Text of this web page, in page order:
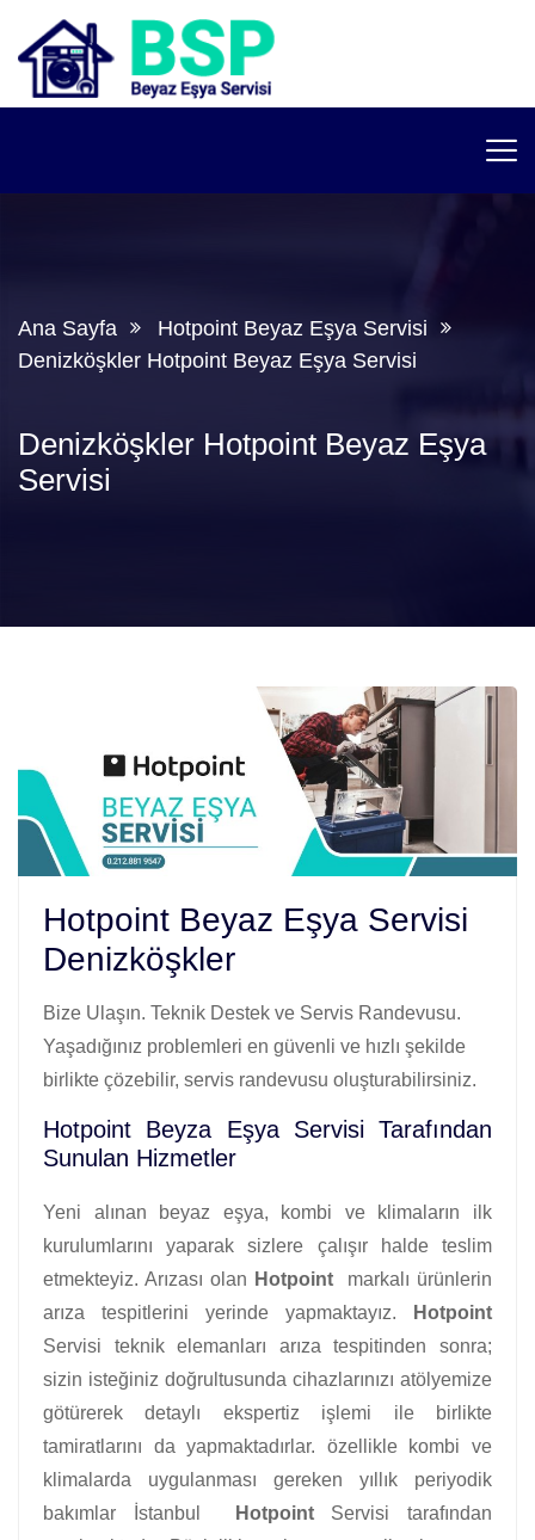
Ana Sayfa
Hotpoint Beyaz Eşya Servisi
Denizköşkler Hotpoint Beyaz Eşya Servisi
Denizköşkler Hotpoint Beyaz Eşya
Servisi
Hotpoint Beyaz Eşya Servisi
Denizköşkler
Bize Ulaşın. Teknik Destek ve Servis Randevusu.
Yaşadığınız problemleri en güvenli ve hızlı şekilde
birlikte çözebilir, servis randevusu oluşturabilirsiniz.
Hotpoint Beyza Eşya Servisi Tarafından
Sunulan Hizmetler
Yeni alınan beyaz eşya, kombi ve klimaların ilk
kurulumlarını yaparak sizlere çalışır halde teslim
etmekteyiz. Arızası olan Hotpoint markalı ürünlerin
arıza tespitlerini yerinde yapmaktayız.
Hotpoint
Servisi teknik elemanları arıza tespitinden sonra;
sizin isteğiniz doğrultusunda cihazlarınızı atölyemize
götürerek detaylı ekspertiz işlemi ile birlikte
tamiratlarını da yapmaktadırlar. özellikle kombi ve
klimalarda uygulanması gereken yıllık periyodik
bakımlar İstanbul
HotpointServisi tarafından